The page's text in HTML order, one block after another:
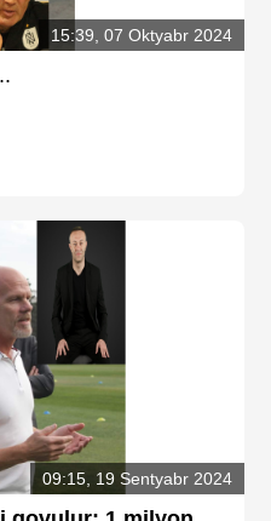
15:39, 07 Oktyabr 2024
09:15, 19 Sentyabr 2024